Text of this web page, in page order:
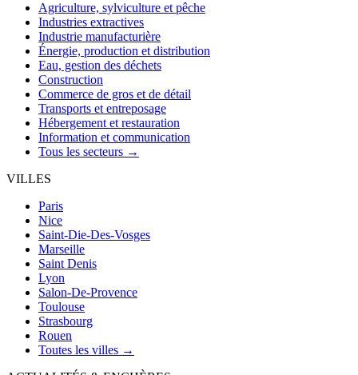
Agriculture, sylviculture et pêche
Industries extractives
Industrie manufacturière
Énergie, production et distribution
Eau, gestion des déchets
Construction
Commerce de gros et de détail
Transports et entreposage
Hébergement et restauration
Information et communication
Tous les secteurs →
VILLES
Paris
Nice
Saint-Die-Des-Vosges
Marseille
Saint Denis
Lyon
Salon-De-Provence
Toulouse
Strasbourg
Rouen
Toutes les villes →